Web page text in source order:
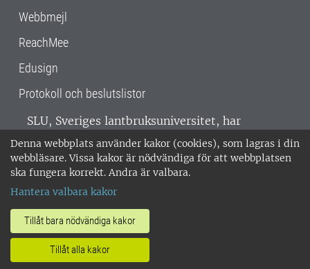
Denna webbplats använder kakor (cookies), som lagras i din
webbläsare. Vissa kakor är nödvändiga för att webbplatsen
ska fungera korrekt. Andra är valbara.
Hantera valbara kakor
Tillåt bara nödvändiga kakor
Tillåt alla kakor
Webbmejl
ReachMee
Edusign
Protokoll och beslutslistor
SLU, Sveriges lantbruksuniversitet, har
verksamhet över hela Sverige. Huvudorter är
Alnarp, Uppsala och Umeå.SLU är
miljöcertifierat enligt ISO 14001. •
018-67 10 00 • Org nr: 202100-2817 •
Om SLU:s webbplatser
•Hantera kakor•Behandling av
personuppgifter